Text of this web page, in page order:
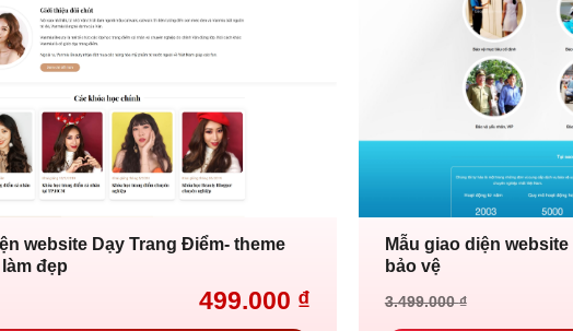
website Dạy Trang Điểm- theme
đẹp
499.000 ₫
Mẫu giao diện
bảo vệ
3.499.000₫
Giá
Giá